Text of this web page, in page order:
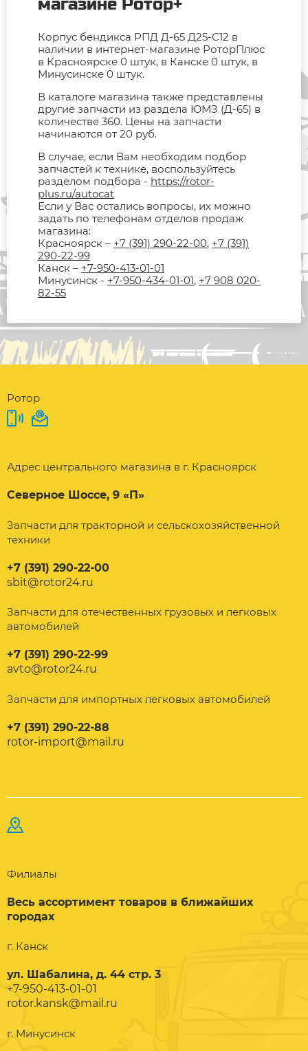
магазине Ротор+
Корпус бендикса РПД Д-65 Д25-С12 в
наличии в интернет-магазине РоторПлюс
в Красноярске 0 штук, в Канске 0 штук, в
Минусинске 0 штук.
В каталоге магазина также представлены
другие запчасти из раздела ЮМЗ (Д-65) в
количестве 360. Цены на запчасти
начинаются от 20 руб.
В случае, если Вам необходим подбор
запчастей к технике, воспользуйтесь
разделом подбора - https://rotor-
plus.ru/autocat
Если у Вас остались вопросы, их можно
задать по телефонам отделов продаж
магазина:
Красноярск – +7 (391) 290-22-00, +7 (391)
290-22-99
Канск – +7-950-413-01-01
Минусинск - +7-950-434-01-01, +7 908 020-
82-55
Ротор
Адрес центрального магазина в г. Красноярск
Северное Шоссе, 9 «П»
Запчасти для тракторной и сельскохозяйственной
техники
+7 (391) 290-22-00
sbit@rotor24.ru
Запчасти для отечественных грузовых и легковых
автомобилей
+7 (391) 290-22-99
avto@rotor24.ru
Запчасти для импортных легковых автомобилей
+7 (391) 290-22-88
rotor-import@mail.ru
Филиалы
Весь ассортимент товаров в ближайших
городах
г. Канск
ул. Шабалина, д. 44 стр. 3
+7-950-413-01-01
rotor.kansk@mail.ru
г. Минусинск